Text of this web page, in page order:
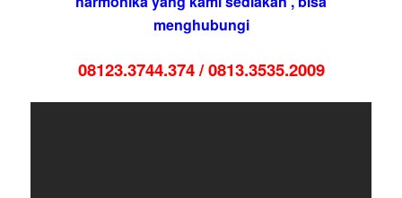
menghubungi
08123.3744.374 / 0813.3535.2009